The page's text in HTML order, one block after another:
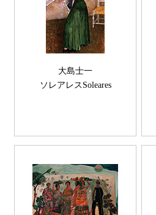
大島士一
ソレアレスSoleares